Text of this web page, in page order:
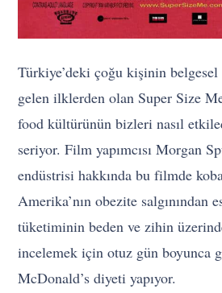
Türkiye’deki çoğu kişinin
gelen ilklerden olan Super Size
food kültürünün bizleri nasıl
seriyor. Film yapımcısı Morgan
endüstrisi hakkında bu filmde
Amerika’nın obezite salgınından
tüketiminin beden ve zihin
incelemek için otuz gün boyunca
McDonald’s diyeti yapıyor.